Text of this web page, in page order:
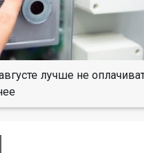
лучше не